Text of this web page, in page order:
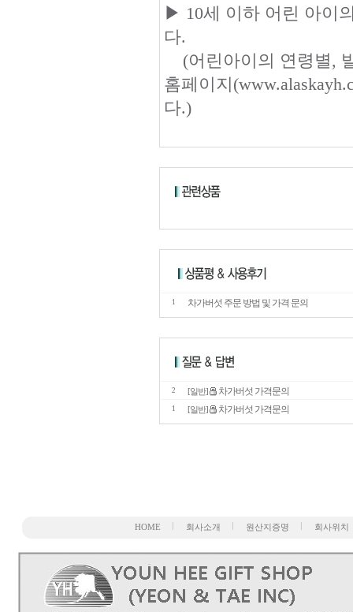
▶ 10세 이하 어린 아이
다.
(어린아이의 연령별,
홈페이지
다.)
1 차가버섯 주문 방법 및 가격 문의
2 [일반] 차가버섯 가격문의
1 [일반] 차가버섯 가격문의
HOME 회사소개 원산지증명 회사위치